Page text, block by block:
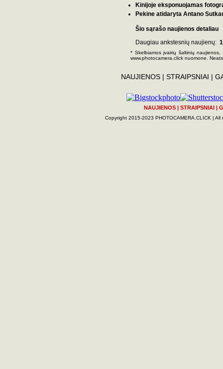
Kinijoje eksponuojamas
Pekine atidaryta Antano
Šio sąrašo naujienos detaliau
Daugiau ankstesnių naujienų: 1
* Skelbiamos įvairių šaltinių
www.photocamera.click nuomone.
NAUJIENOS | STRAIPSNIAI |
NAUJIENOS | STRAIPSNIAI |
Copyright 2015-2023 PHOTOCAMERA.CLICK |